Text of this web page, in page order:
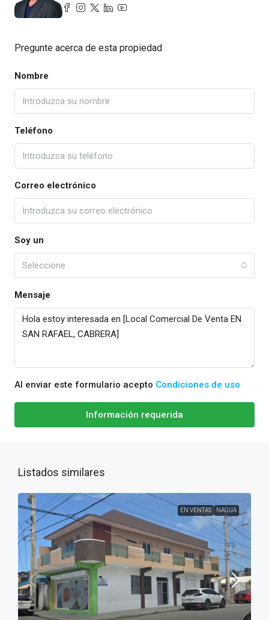
Pregunte acerca de esta propiedad
Nombre
Teléfono
Correo electrónico
Soy un
Seleccione
Mensaje
Al enviar este formulario acepto Condiciones de uso
Información requerida
Listados similares
EN VENTAS NAGUA